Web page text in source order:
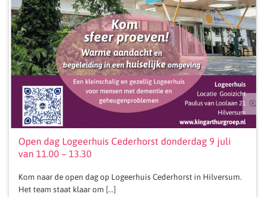
Open dag Logeerhuis Cederhorst donderdag 9 juli
van 11.00 – 13.30
Kom naar de open dag op Logeerhuis Cederhorst in Hilversum.
Het team staat klaar om [...]